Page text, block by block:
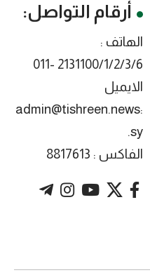
أرقام التواصل:
الهاتف :
2131100/1/2/3/6 -011
الايميل
:admin@tishreen.news
.sy
الفاكس : 8817613